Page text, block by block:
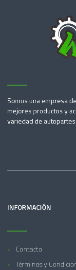
Somos una empresa
mejores productos y
variedad de
INFORMACIÓN
Contacto
Términos y